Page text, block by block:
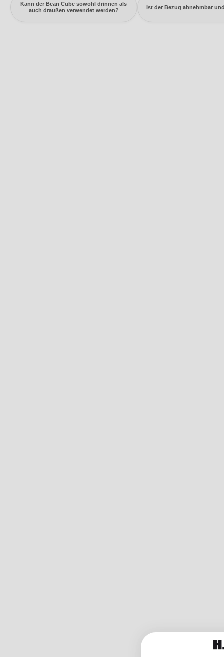
Kann der Bean Cube sowohl drinnen als
auch draußen verwendet werden?
Ist der Bezug abnehmbar